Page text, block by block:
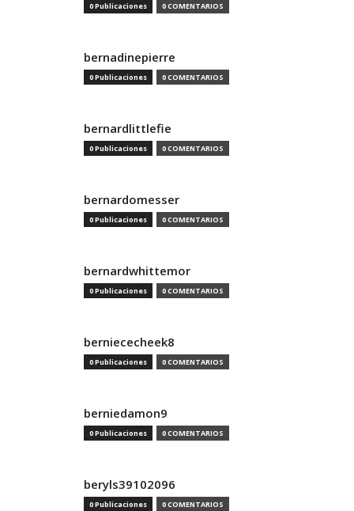
0 Publicaciones 0 COMENTARIOS
bernadinepierre
0 Publicaciones 0 COMENTARIOS
bernardlittlefie
0 Publicaciones 0 COMENTARIOS
bernardomesser
0 Publicaciones 0 COMENTARIOS
bernardwhittemor
0 Publicaciones 0 COMENTARIOS
berniececheek8
0 Publicaciones 0 COMENTARIOS
berniedamon9
0 Publicaciones 0 COMENTARIOS
beryls39102096
0 Publicaciones 0 COMENTARIOS